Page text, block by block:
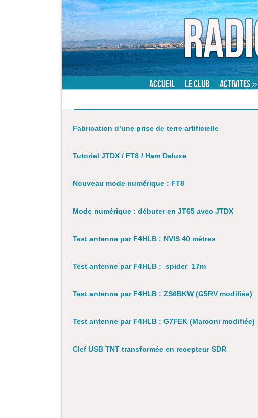
Accueil Le Club Activites»
Fabrication d’une prise de terre artificielle
Tutoriel JTDX / FT8 / Ham Deluxe
Nouveau mode numérique : FT8
Mode numérique : débuter en JT65 avec JTDX
Test antenne par F4HLB : NVIS 40 mètres
Test antenne par F4HLB : spider 17m
Test antenne par F4HLB : ZS6BKW (G5RV modifiée)
Test antenne par F4HLB : G7FEK (Marconi modifiée)
Clef USB TNT transformée en recepteur SDR